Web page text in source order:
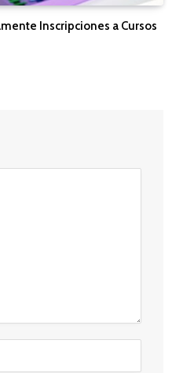
Inscripciones a Cursos